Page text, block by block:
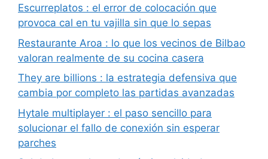
Escurreplatos : el error de colocación que
provoca cal en tu vajilla sin que lo sepas
Restaurante Aroa : lo que los vecinos de Bilbao
valoran realmente de su cocina casera
They are billions : la estrategia defensiva que
cambia por completo las partidas avanzadas
Hytale multiplayer : el paso sencillo para
solucionar el fallo de conexión sin esperar
parches